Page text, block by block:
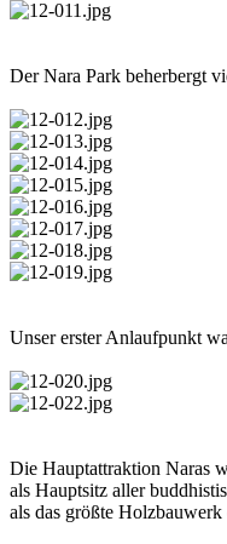
Der Nara Park beherbergt
Unser erster Anlaufpunkt
Die Hauptattraktion Naras
als Hauptsitz aller
als das größte Holzbauwerk